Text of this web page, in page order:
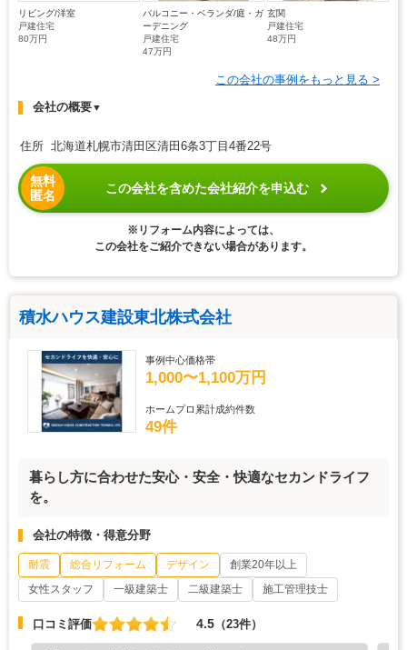
リビング/洋室
戸建住宅
80万円
バルコニー・ベランダ/庭・ガ
ーデニング
戸建住宅
47万円
玄関
戸建住宅
48万円
この会社の事例をもっと見る >
会社の概要▼
住所 北海道札幌市清田区清田6条3丁目4番22号
無料
匿名
この会社を含めた会社紹介を申込む
※リフォーム内容によっては、
この会社をご紹介できない場合があります。
積水ハウス建設東北株式会社
事例中心価格帯
1,000〜1,100万円
ホームプロ累計成約件数
49件
暮らし方に合わせた安心・安全・快適なセカンドライフ
を。
会社の特徴・得意分野
耐震 総合リフォーム デザイン
創業20年以上
女性スタッフ
一級建築士 二級建築士 施工管理技士
口コミ評価 4.5 （23件）